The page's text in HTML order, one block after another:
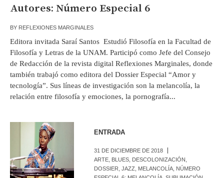
Autores: Número Especial 6
BY REFLEXIONES MARGINALES
Editora invitada Saraí Santos Estudió Filosofía en la Facultad de
Filosofía y Letras de la UNAM. Participó como Jefe del Consejo
de Redacción de la revista digital Reflexiones Marginales, donde
también trabajó como editora del Dossier Especial “Amor y
tecnología”. Sus líneas de investigación son la melancolía, la
relación entre filosofía y emociones, la pornografía...
ENTRADA
31 DE DICIEMBRE DE 2018
ARTE BLUES DESCOLONIZACIÓN
DOSSIER ,JAZZ MELANCOLÍA NÚMERO